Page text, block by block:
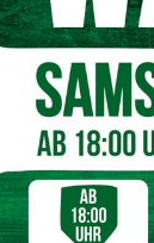
Bargeld, Münzen